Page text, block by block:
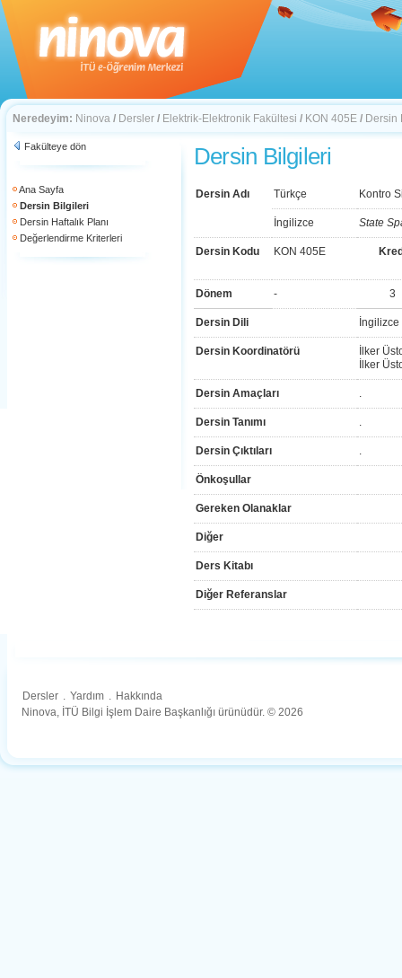
Neredeyim: Ninova / Dersler / Elektrik-Elektronik Fakültesi / KON 405E / Dersin
Fakülteye dön
Ana Sayfa
Dersin Bilgileri
Dersin Haftalık Planı
Değerlendirme Kriterleri
Dersin Bilgileri
Dersin Adı Türkçe Kontro
İngilizce State
Dersin Kodu KON 405E
Dönem - 3
Dersin Dili İngilizce
Dersin Koordinatörü
İlker
İlker
Dersin Amaçları .
Dersin Tanımı .
Dersin Çıktıları .
Önkoşullar
Gereken Olanaklar
Diğer
Ders Kitabı
Diğer Referanslar
Dersler . Yardım . Hakkında
Ninova, İTÜ Bilgi İşlem Daire Başkanlığı ürünüdür. © 2026